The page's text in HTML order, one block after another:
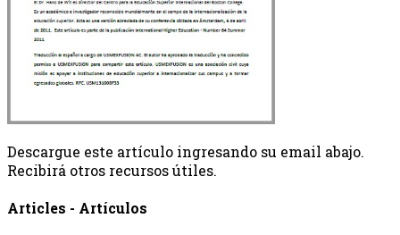
Descargue este artículo ingresando su email abajo.
Recibirá otros recursos útiles.
Articles - Artículos